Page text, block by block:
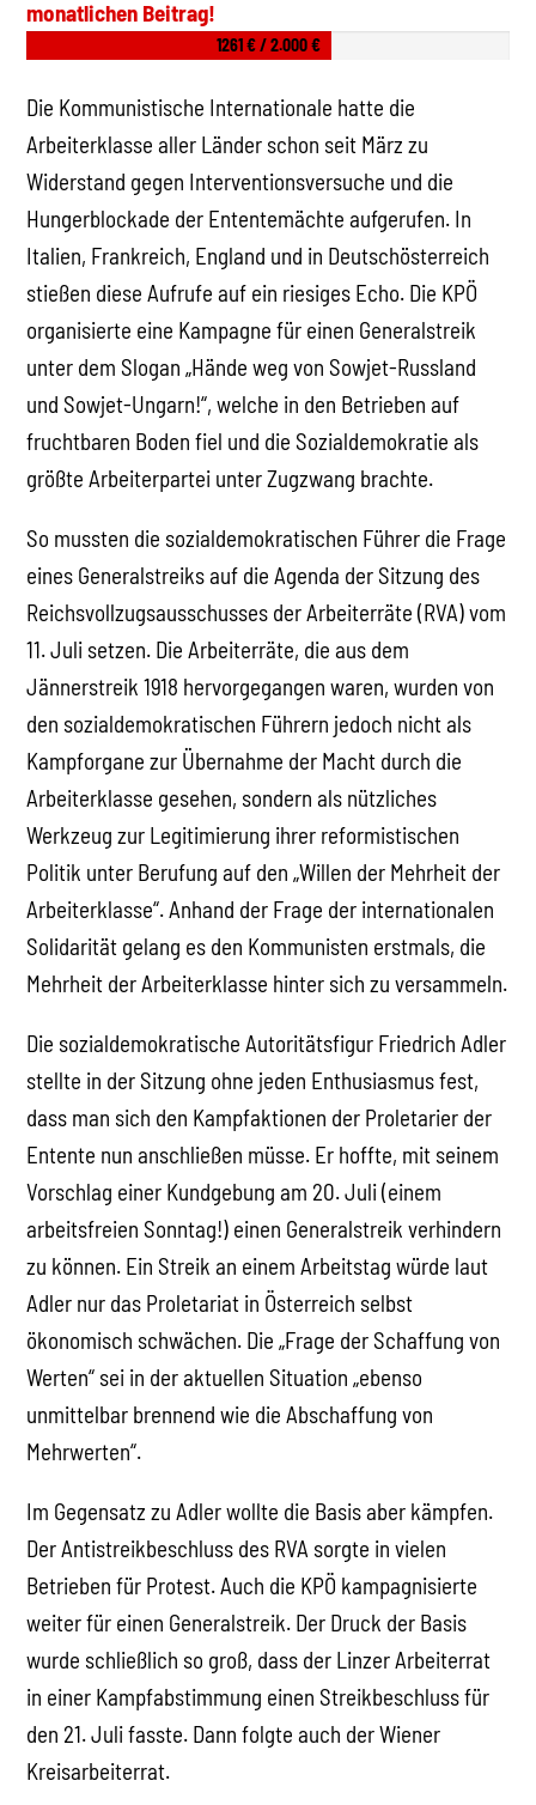
monatlichen Beitrag!
1261 € / 2.000 €
Die Kommunistische Internationale hatte die
Arbeiterklasse aller Länder schon seit März zu
Widerstand gegen Interventionsversuche und die
Hungerblockade der Ententemächte aufgerufen. In
Italien, Frankreich, England und in Deutschösterreich
stießen diese Aufrufe auf ein riesiges Echo. Die KPÖ
organisierte eine Kampagne für einen Generalstreik
unter dem Slogan „Hände weg von Sowjet-Russland
und Sowjet-Ungarn!“, welche in den Betrieben auf
fruchtbaren Boden fiel und die Sozialdemokratie als
größte Arbeiterpartei unter Zugzwang brachte.
So mussten die sozialdemokratischen Führer die Frage
eines Generalstreiks auf die Agenda der Sitzung des
Reichsvollzugsausschusses der Arbeiterräte (RVA) vom
11. Juli setzen. Die Arbeiterräte, die aus dem
Jännerstreik 1918 hervorgegangen waren, wurden von
den sozialdemokratischen Führern jedoch nicht als
Kampforgane zur Übernahme der Macht durch die
Arbeiterklasse gesehen, sondern als nützliches
Werkzeug zur Legitimierung ihrer reformistischen
Politik unter Berufung auf den „Willen der Mehrheit der
Arbeiterklasse“. Anhand der Frage der internationalen
Solidarität gelang es den Kommunisten erstmals, die
Mehrheit der Arbeiterklasse hinter sich zu versammeln.
Die sozialdemokratische Autoritätsfigur Friedrich Adler
stellte in der Sitzung ohne jeden Enthusiasmus fest,
dass man sich den Kampfaktionen der Proletarier der
Entente nun anschließen müsse. Er hoffte, mit seinem
Vorschlag einer Kundgebung am 20. Juli (einem
arbeitsfreien Sonntag!) einen Generalstreik verhindern
zu können. Ein Streik an einem Arbeitstag würde laut
Adler nur das Proletariat in Österreich selbst
ökonomisch schwächen. Die „Frage der Schaffung von
Werten“ sei in der aktuellen Situation „ebenso
unmittelbar brennend wie die Abschaffung von
Mehrwerten“.
Im Gegensatz zu Adler wollte die Basis aber kämpfen.
Der Antistreikbeschluss des RVA sorgte in vielen
Betrieben für Protest. Auch die KPÖ kampagnisierte
weiter für einen Generalstreik. Der Druck der Basis
wurde schließlich so groß, dass der Linzer Arbeiterrat
in einer Kampfabstimmung einen Streikbeschluss für
den 21. Juli fasste. Dann folgte auch der Wiener
Kreisarbeiterrat.